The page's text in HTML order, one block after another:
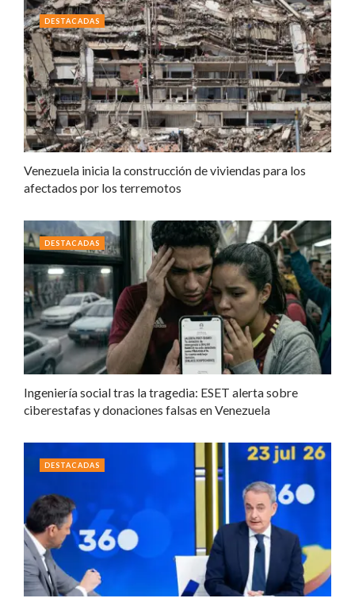
Venezuela inicia la construcción de viviendas para los
afectados por los terremotos
DESTACADAS
Ingeniería social tras la tragedia: ESET alerta sobre
ciberestafas y donaciones falsas en Venezuela
DESTACADAS
DESTACADAS